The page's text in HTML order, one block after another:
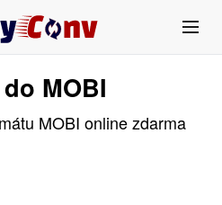
MOBI
MOBI online zdarma